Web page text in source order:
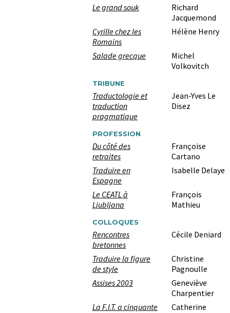
Le grand souk
Richard
Jacquemond
Cyrille chez les
Romains
Hélène Henry
Salade grecque
Michel
Volkovitch
TRIBUNE
Traductologie et
traduction
pragmatique
Jean-Yves Le
Disez
PROFESSION
Du côté des
retraites
Françoise
Cartano
Traduire en
Espagne
Isabelle Delaye
Le CEATL à
Ljubljana
François
Mathieu
COLLOQUES
Rencontres
bretonnes
Cécile Deniard
Traduire la figure
de style
Christine
Pagnoulle
Assises 2003
Geneviève
Charpentier
La F.I.T. a cinquante
Catherine